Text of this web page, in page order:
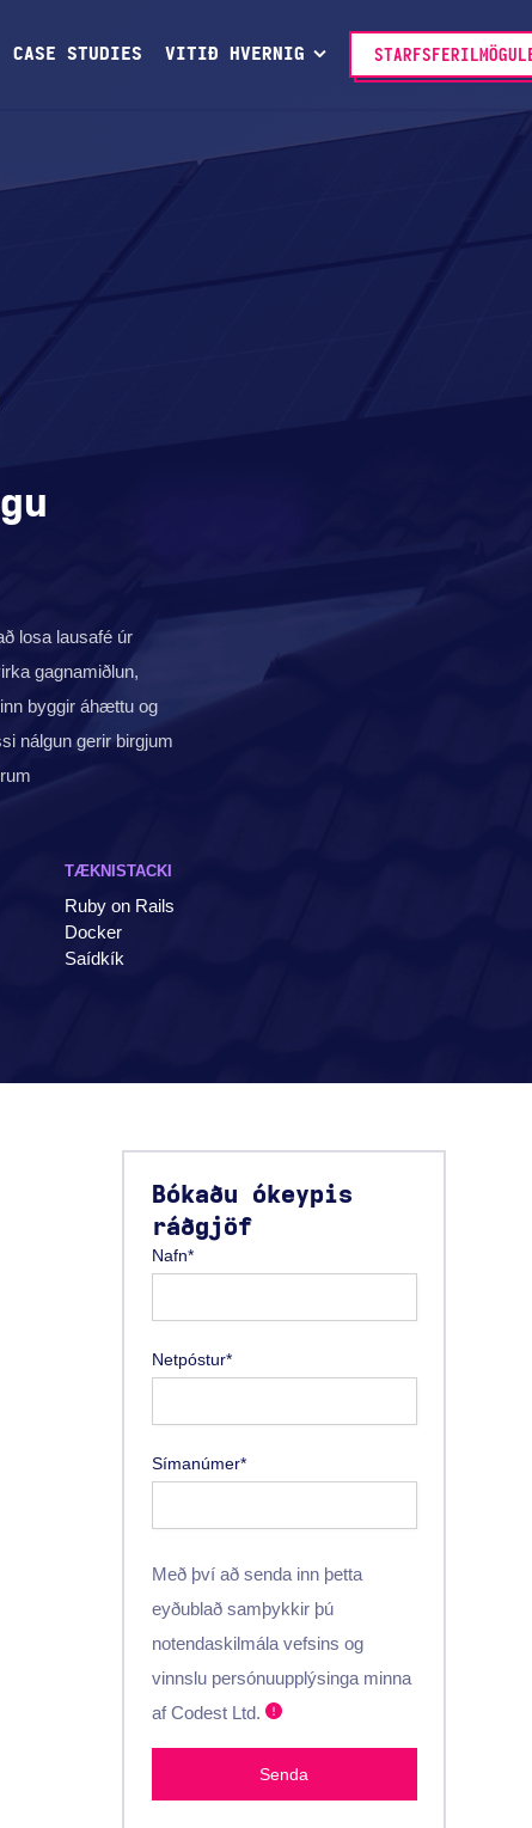
CASE STUDIES VITIÐ HVERNIG
losa lausafé úr
gagnamiðlun,
byggir áhættu og
nálgun gerir birgjum
TÆKNISTACKI
Ruby on Rails
Docker
Saídkík
Bókaðu ókeypis
ráðgjöf
Nafn*
Netpóstur*
Símanúmer*
Með því að senda inn þetta
eyðublað samþykkir þú
notendaskilmála vefsins og
vinnslu persónuupplýsinga minna
af Codest Ltd.
Senda